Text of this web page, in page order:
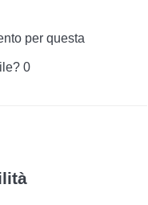
per questa
0